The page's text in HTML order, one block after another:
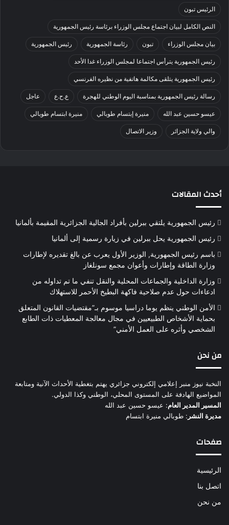
الرئيس تبون
النص الكامل لبيان اجتماع مجلس الوزراء برئاسة رئيس الجمهورية
بيان مجلس الوزراء تبون رئاسة الجمهورية رئيس الجمهورية
رئيس الجمهورية يترأس اجتماعا لمجلس الوزراء غدا الأحد
رئيس الجمهورية يتلقى مكالمة هاتفية من نظيره الفرنسي
رسالة رئيس الجمهورية بمناسبة اليوم الوطني للهجرة ع.ح.ع عاجل
عيسو حسين عبد الله منيرة إبتسام طوبالي منيرة ابتسام طوبالي
والي ولاية الجزائر وزير الاتصال
أحدث المقالات
رئيس الجمهورية يلتقي ببرلين بأفراد الجالية الجزائرية المقيمة بألمانيا
رئيس الجمهورية يحل ببرلين في زيارة رسمية إلى ألمانيا
باسم رئيس الجمهورية, الوزير الأول يعرب عن بالغ تقديره لإطارات
وزارة الطاقة وإطارات وأعوان مجمع سونلغاز
وزارة الداخلية والجماعات المحلية والنقل تنفي ما تم تداوله من
ادعاءات حول عدم صلاحية فاكهة البطيخ الأحمر للاستهلاك
الأمن الوطني ينظم يوما دراسيا موسوم بـ”مقتضيات القانون المتعلق
بحماية الأشخاص الطبيعيين في مجال معالجة المعطيات ذات الطابع
الشخصي وأثره على العمل الأمني”
من نحن
النخبة نيوز منبر إعلامي إلكتروني جزائري يهتم بتغطية الأحداث الآنية ومتابعة
المواضيع الهادفة على المستوى المحلي، الوطني وكذا الدولي.
المسير المدير العام: عيسو حسين عبد الله
مديرة النشر : طوبالي منيرة ابتسام
صفحات
الرئيسية
اتصل بنا
من نحن